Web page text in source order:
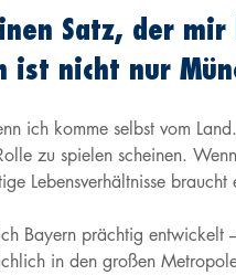
Satz, der
ist nicht nur
ich komme selbst vom
zu spielen scheinen.
Lebensverhältnisse braucht
Bayern prächtig
in den großen